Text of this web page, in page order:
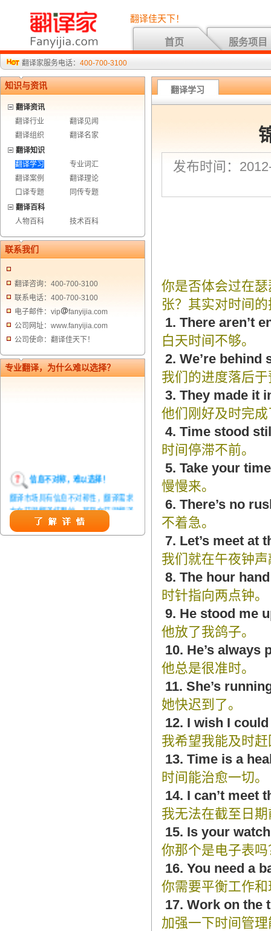
翻译佳天下！
首页 服务项目
翻译家服务电话： 400-700-3100
知识与资讯
翻译资讯
翻译行业
翻译见闻
翻译组织
翻译名家
翻译知识
翻译学习
专业词汇
翻译案例
翻译理论
口译专题
同传专题
翻译百科
人物百科
技术百科
联系我们
翻译咨询：400-700-3100
联系电话：400-700-3100
电子邮件：vip
fanyijia.com
公司网址：www.fanyijia.com
公司使命：翻译佳天下！
专业翻译，为什么难以选择？
信息不对称，难以选择！
翻译市场具有信息不对称性，翻译需求
方在获得翻译结果前，甚至在获得翻译
结果后，都无法准确判定翻译质量。从
而给劣质翻译者提供了一定生存条件，
翻译学习
发布时间：
你是否体会过在
张？其实对时间
1. There aren’t
白天时间不够。
2. We’re behind
我们的进度落后
3. They made it
他们刚好及时完
4. Time stood
时间停滞不前。
5. Take your
慢慢来。
6. There’s no
不着急。
7. Let’s meet at
我们就在午夜钟
8. The hour
时针指向两点钟。
9. He stood me
他放了我鸽子。
10. He’s always
他总是很准时。
11. She’s
她快迟到了。
12. I wish I
我希望我能及时
13. Time is a
时间能治愈一切。
14. I can’t meet
我无法在截至日
15. Is your
你那个是电子表吗
16. You need a
你需要平衡工作
17. Work on the
加强一下时间管